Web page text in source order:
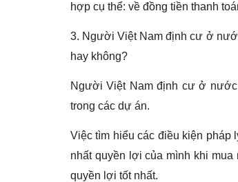
hợp cụ thể: về đồng tiền thanh
3. Người Việt Nam định cư ở
hay không?
Người Việt Nam định cư ở
trong các dự án.
Việc tìm hiểu các điều kiện pháp
nhất quyền lợi của mình khi
quyền lợi tốt nhất.